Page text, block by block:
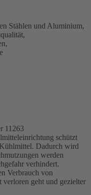
Stählen und Aluminium,
11263
schützt
Dadurch wird
werden
verhindert.
Verbrauch von
geht und gezielter